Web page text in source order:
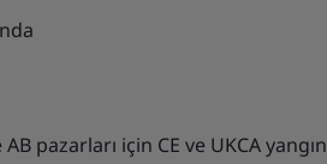
pazarları için CE ve UKCA yangın